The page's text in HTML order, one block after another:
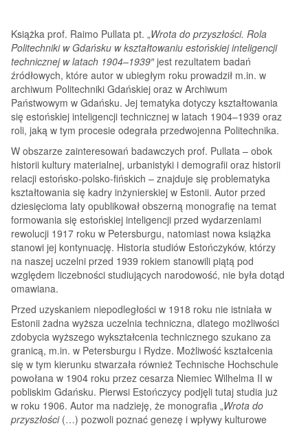
Książka prof. Raimo Pullata pt. „Wrota do przyszłości. Rola
Politechniki w Gdańsku w kształtowaniu estońskiej inteligencji
technicznej w latach 1904–1939″jest rezultatem badań
źródłowych, które autor w ubiegłym roku prowadził m.in. w
archiwum Politechniki Gdańskiej oraz w Archiwum
Państwowym w Gdańsku. Jej tematyka dotyczy kształtowania
się estońskiej inteligencji technicznej w latach 1904–1939 oraz
roli, jaką w tym procesie odegrała przedwojenna Politechnika.
W obszarze zainteresowań badawczych prof. Pullata – obok
historii kultury materialnej, urbanistyki i demografii oraz historii
relacji estońsko-polsko-fińskich – znajduje się problematyka
kształtowania się kadry inżynierskiej w Estonii. Autor przed
dziesięcioma laty opublikował obszerną monografię na temat
formowania się estońskiej inteligencji przed wydarzeniami
rewolucji 1917 roku w Petersburgu, natomiast nowa książka
stanowi jej kontynuację. Historia studiów Estończyków, którzy
na naszej uczelni przed 1939 rokiem stanowili piątą pod
względem liczebności studiujących narodowość, nie była dotąd
omawiana.
Przed uzyskaniem niepodległości w 1918 roku nie istniała w
Estonii żadna wyższa uczelnia techniczna, dlatego możliwości
zdobycia wyższego wykształcenia technicznego szukano za
granicą, m.in. w Petersburgu i Rydze. Możliwość kształcenia
się w tym kierunku stwarzała również Technische Hochschule
powołana w 1904 roku przez cesarza Niemiec Wilhelma II w
pobliskim Gdańsku. Pierwsi Estończycy podjęli tutaj studia już
w roku 1906. Autor ma nadzieję, że monografia „Wrota do
przyszłości (…) pozwoli poznać genezę i wpływy kulturowe